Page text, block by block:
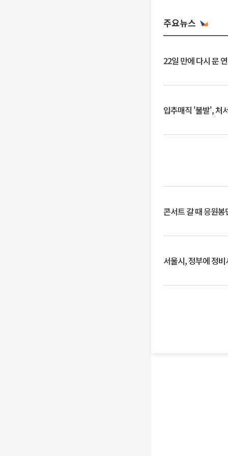
주요뉴스
22일 만에 다시 문
입추매직 '불발', 처
콘서트 갈 때 응원
서울시, 정부에 정